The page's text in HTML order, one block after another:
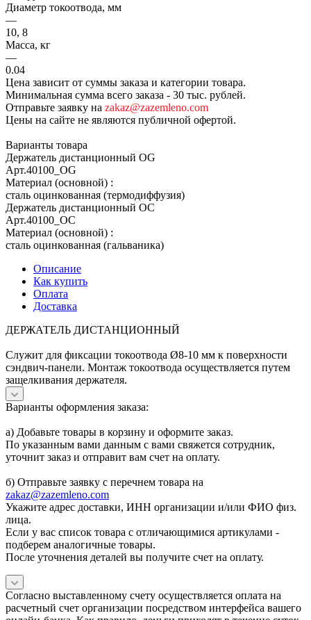
Диаметр токоотвода, мм
—
10, 8
Масса, кг
—
0.04
Цена зависит от суммы заказа и категории товара.
Минимальная сумма всего заказа - 30 тыс. рублей.
Отправьте заявку на zakaz@zazemleno.com
Цены на сайте не являются публичной офертой.
Варианты товара
Держатель дистанционный OG
Арт.40100_ОG
Материал (основной) :
сталь оцинкованная (термодиффузия)
Держатель дистанционный OC
Арт.40100_ОС
Материал (основной) :
сталь оцинкованная (гальваника)
Описание
Как купить
Оплата
Доставка
ДЕРЖАТЕЛЬ ДИСТАНЦИОННЫЙ
Служит для фиксации токоотвода Ø8-10 мм к поверхности
сэндвич-панели. Монтаж токоотвода осуществляется путем
защелкивания держателя.
Варианты оформления заказа:
а) Добавьте товары в корзину и оформите заказ.
По указанным вами данным с вами свяжется сотрудник,
уточнит заказ и отправит вам счет на оплату.
б) Отправьте заявку с перечнем товара на
zakaz@zazemleno.com
Укажите адрес доставки, ИНН организации и/или ФИО физ.
лица.
Если у вас список товара с отличающимися артикулами -
подберем аналогичные товары.
После уточнения деталей вы получите счет на оплату.
Согласно выставленному счету осуществляется оплата на
расчетный счет организации посредством интерфейса вашего